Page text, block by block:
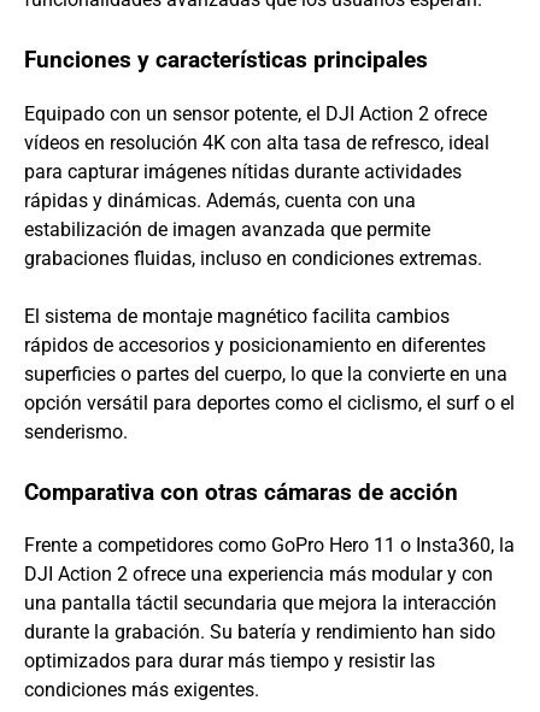
Funciones y características principales
Equipado con un sensor potente, el DJI Action 2 ofrece
vídeos en resolución 4K con alta tasa de refresco, ideal
para capturar imágenes nítidas durante actividades
rápidas y dinámicas. Además, cuenta con una
estabilización de imagen avanzada que permite
grabaciones fluidas, incluso en condiciones extremas.
El sistema de montaje magnético facilita cambios
rápidos de accesorios y posicionamiento en diferentes
superficies o partes del cuerpo, lo que la convierte en una
opción versátil para deportes como el ciclismo, el surf o el
senderismo.
Comparativa con otras cámaras de acción
Frente a competidores como GoPro Hero 11 o Insta360, la
DJI Action 2 ofrece una experiencia más modular y con
una pantalla táctil secundaria que mejora la interacción
durante la grabación. Su batería y rendimiento han sido
optimizados para durar más tiempo y resistir las
condiciones más exigentes.